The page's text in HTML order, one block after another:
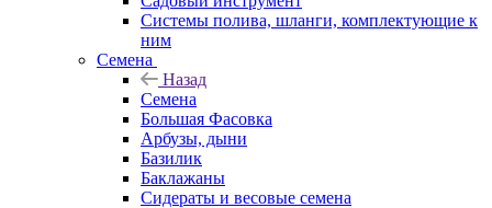
Системы полива, шланги, комплектующие к
ним
Семена
Назад
Семена
Большая Фасовка
Арбузы, дыни
Базилик
Баклажаны
Сидераты и весовые семена